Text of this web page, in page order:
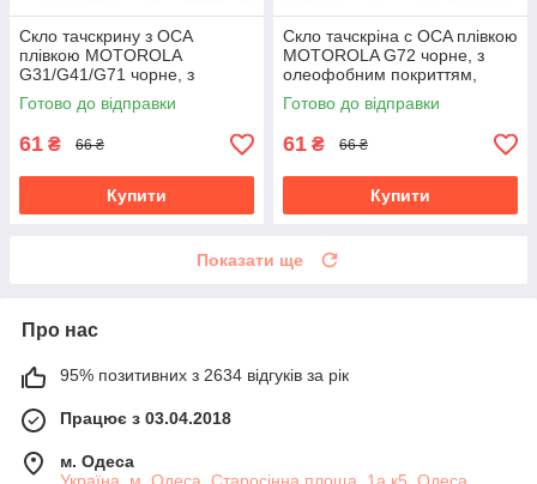
Скло тачскрину з OCA
плівкою MOTOROLA
G31/G41/G71 чорне, з
олеофобним покриттям,
загартоване
Готово до відправки
61 ₴ 66 ₴
Купити
Скло тачскріна c OCA плівкою
MOTOROLA G72 чорне, з
олеофобним покриттям,
загартоване
Готово до відправки
61 ₴ 66 ₴
Купити
Показати ще
Про нас
95% позитивних з 2634 відгуків за рік
Працює з 03.04.2018
м. Одеса